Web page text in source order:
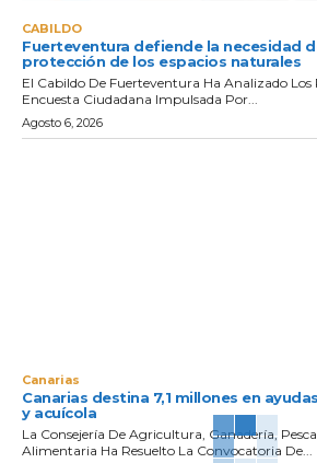
CABILDO
Fuerteventura defiende la necesidad
protección de los espacios naturales
El Cabildo De Fuerteventura Ha Analizado Los
Encuesta Ciudadana Impulsada Por...
Agosto 6, 2026
Canarias
Canarias destina 7,1 millones en
y acuícola
La Consejería De Agricultura, Ganadería,
Alimentaria Ha Resuelto La Convocatoria De...